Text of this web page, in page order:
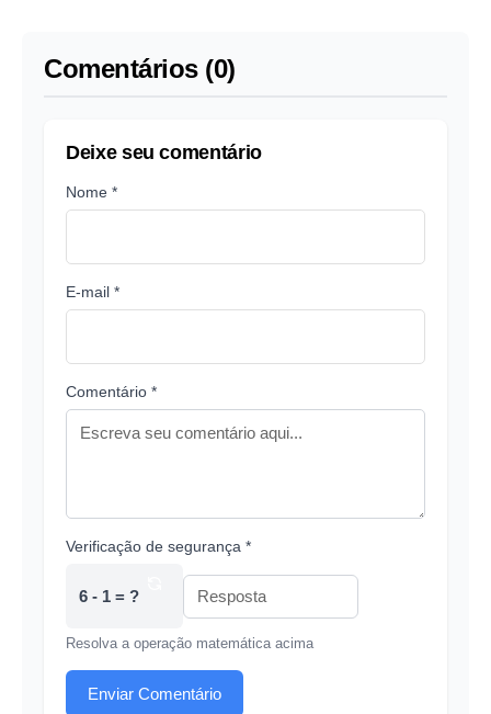
Comentários (0)
Deixe seu comentário
Nome *
E-mail *
Comentário *
Verificação de segurança *
6 - 1 = ?
Resolva a operação matemática acima
Enviar Comentário